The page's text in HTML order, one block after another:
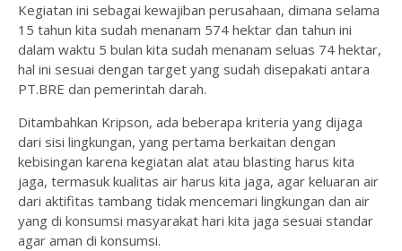
Kegiatan ini sebagai kewajiban perusahaan, dimana selama
15 tahun kita sudah menanam 574 hektar dan tahun ini
dalam waktu 5 bulan kita sudah menanam seluas 74 hektar,
hal ini sesuai dengan target yang sudah disepakati antara
PT.BRE dan pemerintah darah.
Ditambahkan Kripson, ada beberapa kriteria yang dijaga
dari sisi lingkungan, yang pertama berkaitan dengan
kebisingan karena kegiatan alat atau blasting harus kita
jaga, termasuk kualitas air harus kita jaga, agar keluaran air
dari aktifitas tambang tidak mencemari lingkungan dan air
yang di konsumsi masyarakat hari kita jaga sesuai standar
agar aman di konsumsi.